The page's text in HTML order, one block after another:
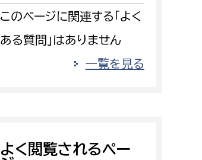
監査事務局
監査事務局
このページに関連する「よく
ある質問」はありません
一覧を見る
よく閲覧されるペー